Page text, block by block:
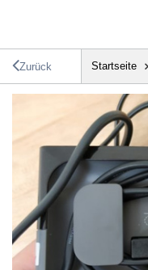
Zurück Startseite